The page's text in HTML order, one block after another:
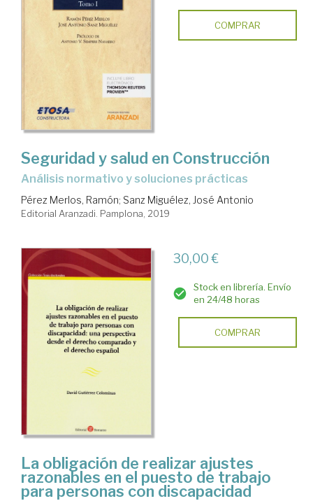
COMPRAR
Seguridad y salud en Construcción
análisis normativo y soluciones prácticas
Pérez Merlos, Ramón; Sanz Miguélez, José Antonio
Editorial Aranzadi. Pamplona, 2019
30,00 €
Stock en librería. Envío
en 24/48 horas
COMPRAR
La obligación de realizar ajustes
razonables en el puesto de trabajo
para personas con discapacidad